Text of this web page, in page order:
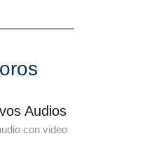
Audios
con video